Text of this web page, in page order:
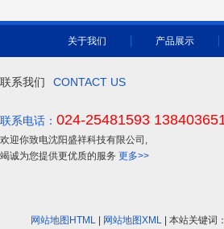
关于我们 产品展示
联系我们 CONTACT US
联系电话： 024-25481593
欢迎你致电沈阳盛祥科技有限公司,
竭诚为您提供更优质的服务 更多>>
网站地图HTML
网站地图XML | 本站关键词：